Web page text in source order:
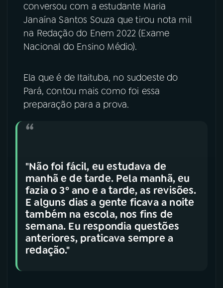
08FESTIVAL DE MÚSICA
ACOMPANHE A RÁDIO NACIONAL
Instagram X
conversou com a estudante Maria
Janaína Santos Souza que tirou nota mil
na Redação do Enem 2022 (Exame
Nacional do Ensino Médio).
Ela que é de Itaituba, no sudoeste do
Pará, contou mais como foi essa
preparação para a prova.
"Não foi fácil, eu estudava de
manhã e de tarde. Pela manhã, eu
fazia o 3º ano e a tarde, as revisões.
E alguns dias a gente ficava a noite
também na escola, nos fins de
semana. Eu respondia questões
anteriores, praticava sempre a
redação."